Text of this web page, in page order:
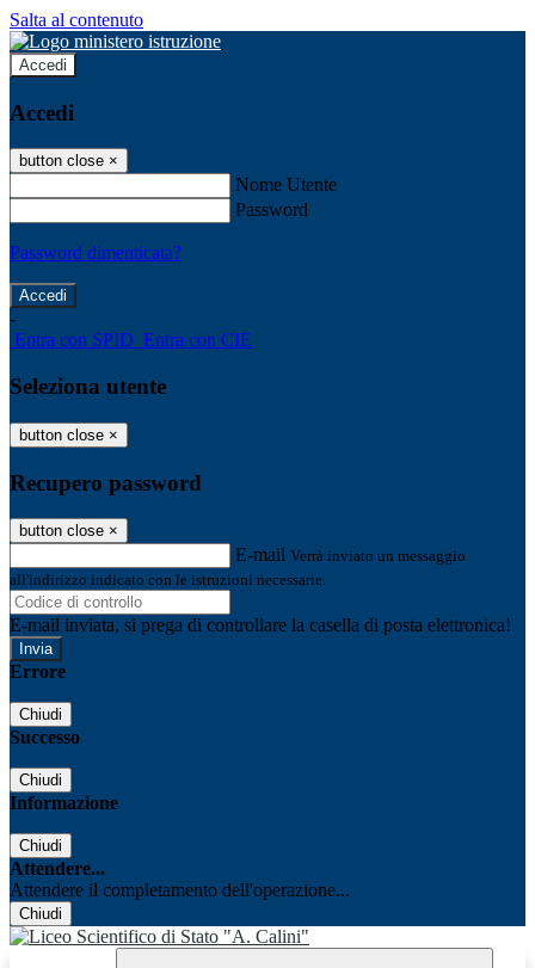
Salta al contenuto
Accedi
Accedi
button close ×
Nome Utente
Password
Password dimenticata?
-
Entra con SPID Entra con CIE
Seleziona utente
button close ×
Recupero password
button close ×
E-mail Verrà inviato un messaggio
all'indirizzo indicato con le istruzioni necessarie.
E-mail inviata, si prega di controllare la casella di posta elettronica!
Errore
Chiudi
Successo
Chiudi
Informazione
Chiudi
Attendere...
Attendere il completamento dell'operazione...
Chiudi